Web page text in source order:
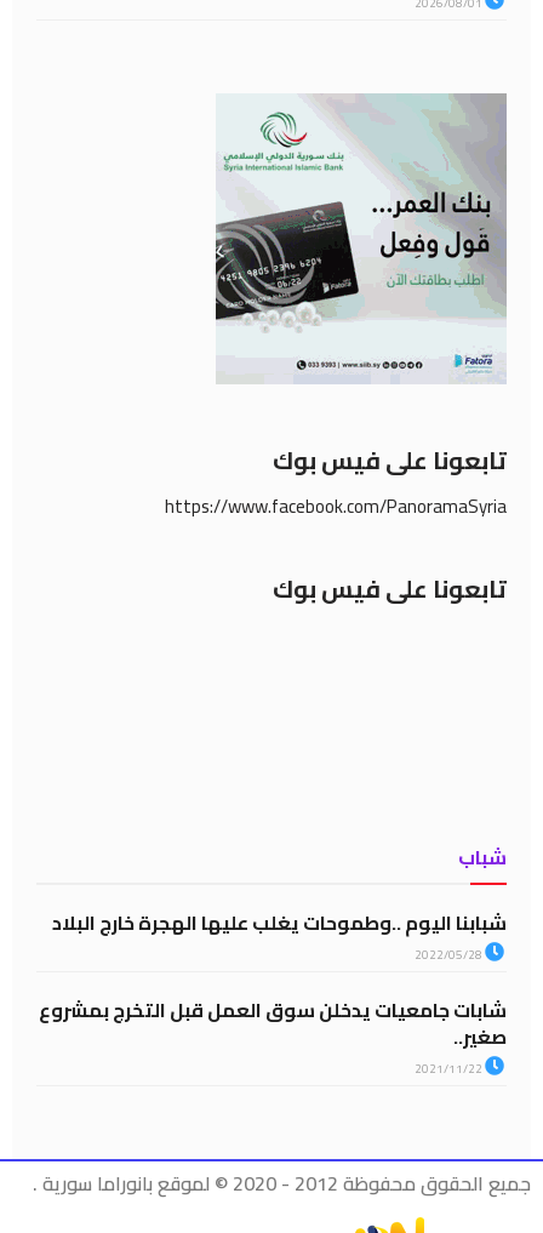
تابعونا على فيس بوك
https://www.facebook.com/PanoramaSyria
تابعونا على فيس بوك
شباب
شبابنا اليوم ..وطموحات يغلب عليها الهجرة خارج البلاد
شابات جامعيات يدخلن سوق العمل قبل التخرج بمشروع
صغير..
جميع الحقوق محفوظة 2012 - 2020 © لموقع بانوراما سورية .